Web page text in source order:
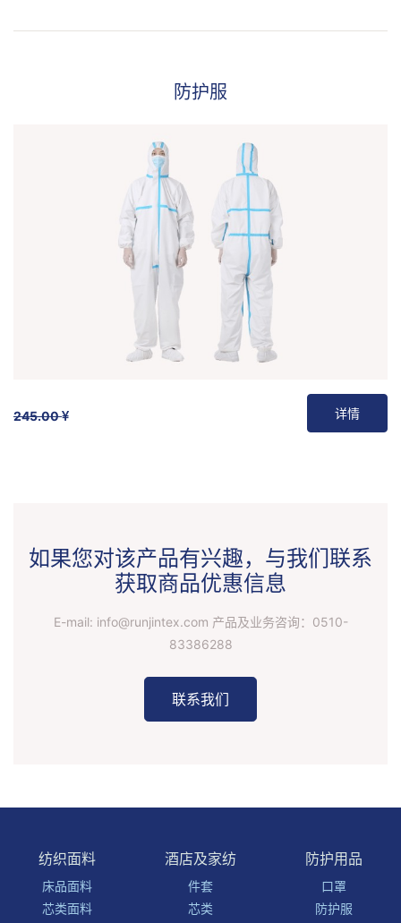
防护服
245.00 详情
如果您对该产品有兴趣，与我们联系
获取商品优惠信息
E-mail: info@runjintex.com 产品及业务咨询： 0510-
83386288
联系我们
纺织面料
床品面料
芯类面料
酒店及家纺
件套
芯类
防护用品
口罩
防护服